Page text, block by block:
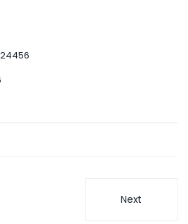
Next